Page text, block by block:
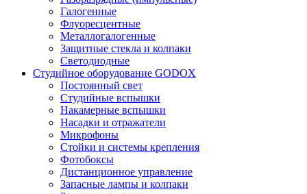
Галогенные
Флуоресцентные
Металлогалогенные
Защитные стекла и колпаки
Светодиодные
Студийное оборудование GODOX
Постоянный свет
Студийные вспышки
Накамерные вспышки
Насадки и отражатели
Микрофоны
Стойки и системы крепления
Фотобоксы
Дистанционное управление
Запасные лампы и колпаки